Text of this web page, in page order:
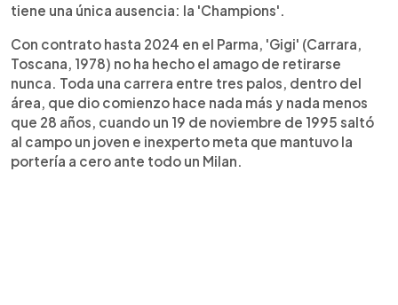
tiene una única ausencia: la 'Champions'.
Con contrato hasta 2024 en el Parma, 'Gigi' (Carrara,
Toscana, 1978) no ha hecho el amago de retirarse
nunca. Toda una carrera entre tres palos, dentro del
área, que dio comienzo hace nada más y nada menos
que 28 años, cuando un 19 de noviembre de 1995 saltó
al campo un joven e inexperto meta que mantuvo la
portería a cero ante todo un Milan.